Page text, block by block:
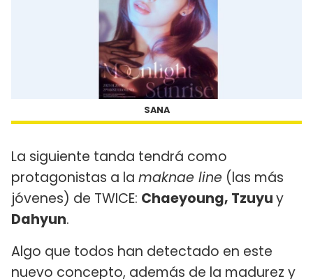
SANA
La siguiente tanda tendrá como
protagonistas a la maknae line (las más
jóvenes) de TWICE: Chaeyoung, Tzuyuy
Dahyun.
Algo que todos han detectado en este
nuevo concepto, además de la madurez y